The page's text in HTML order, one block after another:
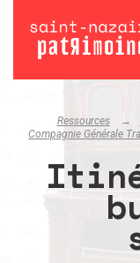
Ressources
Compagnie Générale